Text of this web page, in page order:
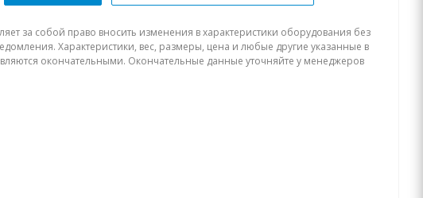
за собой право вносить изменения в характеристики оборудования без
Характеристики, вес, размеры, цена и любые другие указанные в
окончательными. Окончательные данные уточняйте у менеджеров